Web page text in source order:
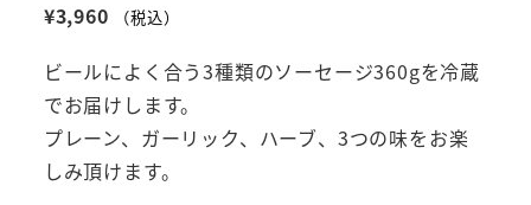
¥3,960 （税込）
ビールによく合う3種類のソーセージ360gを冷蔵
でお届けします。
プレーン、ガーリック、ハーブ、3つの味をお楽
しみ頂けます。